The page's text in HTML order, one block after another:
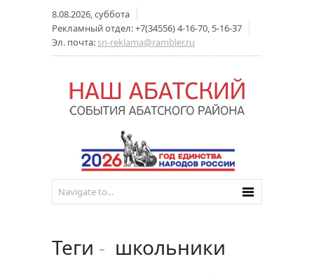
8.08.2026, суббота
Рекламный отдел: +7(34556) 4-16-70, 5-16-37
Эл. почта: sn-reklama@rambler.ru
Теги - школьники